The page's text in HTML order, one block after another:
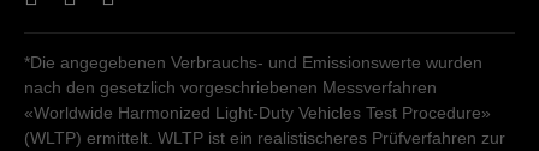
*Die angegebenen Verbrauchs- und Emissionswerte wurden
nach den gesetzlich vorgeschriebenen Messverfahren
«Worldwide Harmonized Light-Duty Vehicles Test Procedure»
(WLTP) ermittelt. WLTP ist ein realistischeres Prüfverfahren zur